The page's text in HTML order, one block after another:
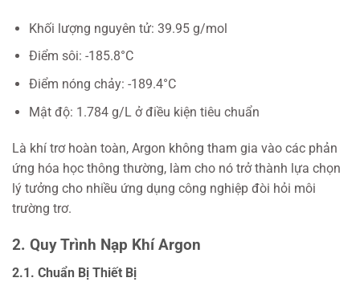
Khối lượng nguyên tử: 39.95 g/mol
Điểm sôi: -185.8°C
Điểm nóng chảy: -189.4°C
Mật độ: 1.784 g/L ở điều kiện tiêu chuẩn
Là khí trơ hoàn toàn, Argon không tham gia vào các phản
ứng hóa học thông thường, làm cho nó trở thành lựa chọn
lý tưởng cho nhiều ứng dụng công nghiệp đòi hỏi môi
trường trơ.
2. Quy Trình Nạp Khí Argon
2.1. Chuẩn Bị Thiết Bị